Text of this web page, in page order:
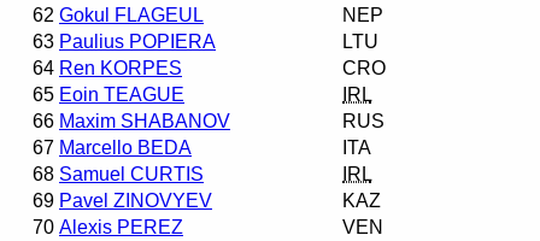
62 Gokul FLAGEUL
NEP
63 Paulius POPIERA
LTU
64 Ren KORPES
CRO
65 Eoin TEAGUE
IRL
66 Maxim SHABANOV
RUS
67 Marcello BEDA
ITA
68 Samuel CURTIS
IRL
69 Pavel ZINOVYEV
KAZ
70 Alexis PEREZ
VEN